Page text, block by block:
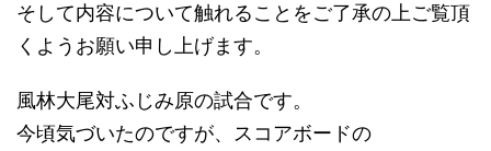
そして内容について触れることをご了承の上ご覧頂
くようお願い申し上げます。
風林大尾対ふじみ原の試合です。
今頃気づいたのですが、スコアボードの